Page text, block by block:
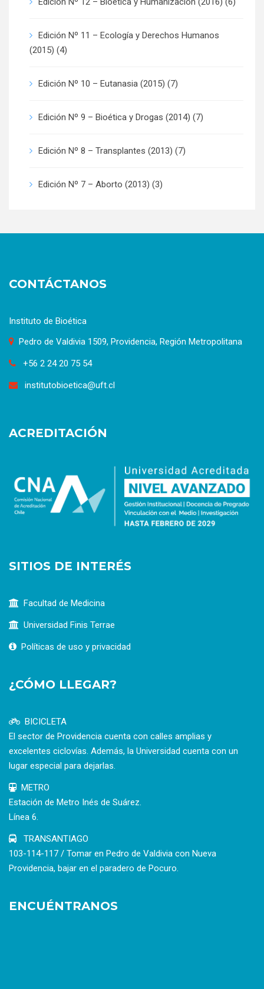
Edición Nº 11 – Ecología y Derechos Humanos
(2015) (4)
Edición Nº 10 – Eutanasia (2015) (7)
Edición Nº 9 – Bioética y Drogas (2014) (7)
Edición Nº 8 – Transplantes (2013) (7)
Edición Nº 7 – Aborto (2013) (3)
CONTÁCTANOS
Instituto de Bioética
Pedro de Valdivia 1509, Providencia, Región Metropolitana
+56 2 24 20 75 54
institutobioetica@uft.cl
ACREDITACIÓN
SITIOS DE INTERÉS
Facultad de Medicina
Universidad Finis Terrae
Políticas de uso y privacidad
¿CÓMO LLEGAR?
BICICLETA
El sector de Providencia cuenta con calles amplias y
excelentes ciclovías. Además, la Universidad cuenta con un
lugar especial para dejarlas.
METRO
Estación de Metro Inés de Suárez.
Línea 6.
TRANSANTIAGO
103-114-117 / Tomar en Pedro de Valdivia con Nueva
Providencia, bajar en el paradero de Pocuro.
ENCUÉNTRANOS